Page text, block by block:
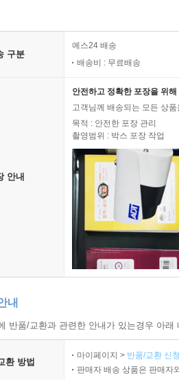
구분
예스24 배송
배송비 : 무료배송
안내
안전하고 정확한 포장을 위
고객님께 배송되는 모든 상
목적 : 안전한 포장 관리
촬영범위 : 박스 포장 작업
내
반품/교환과 관련한 안내가 있는경우 아
환 방법
마이페이지 > 반품/교환 신
판매자 배송 상품은 판매자